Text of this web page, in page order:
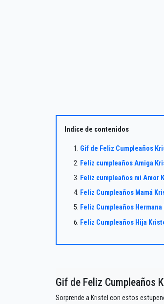
Indice de contenidos
Gif de Feliz Cumpleaños
Feliz cumpleaños Amiga
Feliz cumpleaños mi Amor
Feliz Cumpleaños Mamá
Feliz Cumpleaños Hermana
Feliz Cumpleaños Hija
Gif de Feliz Cumpleaños
Sorprende a Kristel con estos